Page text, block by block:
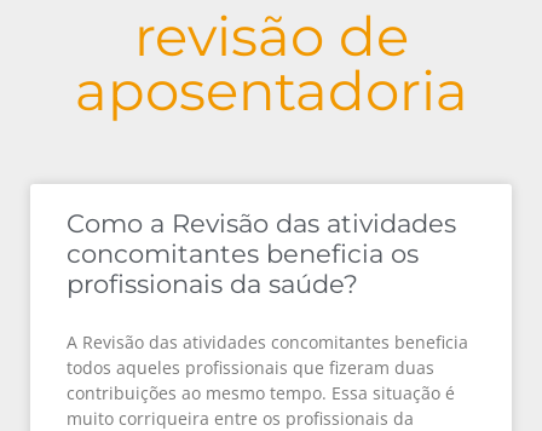
revisão de
aposentadoria
Como a Revisão das atividades
concomitantes beneficia os
profissionais da saúde?
A Revisão das atividades concomitantes beneficia
todos aqueles profissionais que fizeram duas
contribuições ao mesmo tempo. Essa situação é
muito corriqueira entre os profissionais da